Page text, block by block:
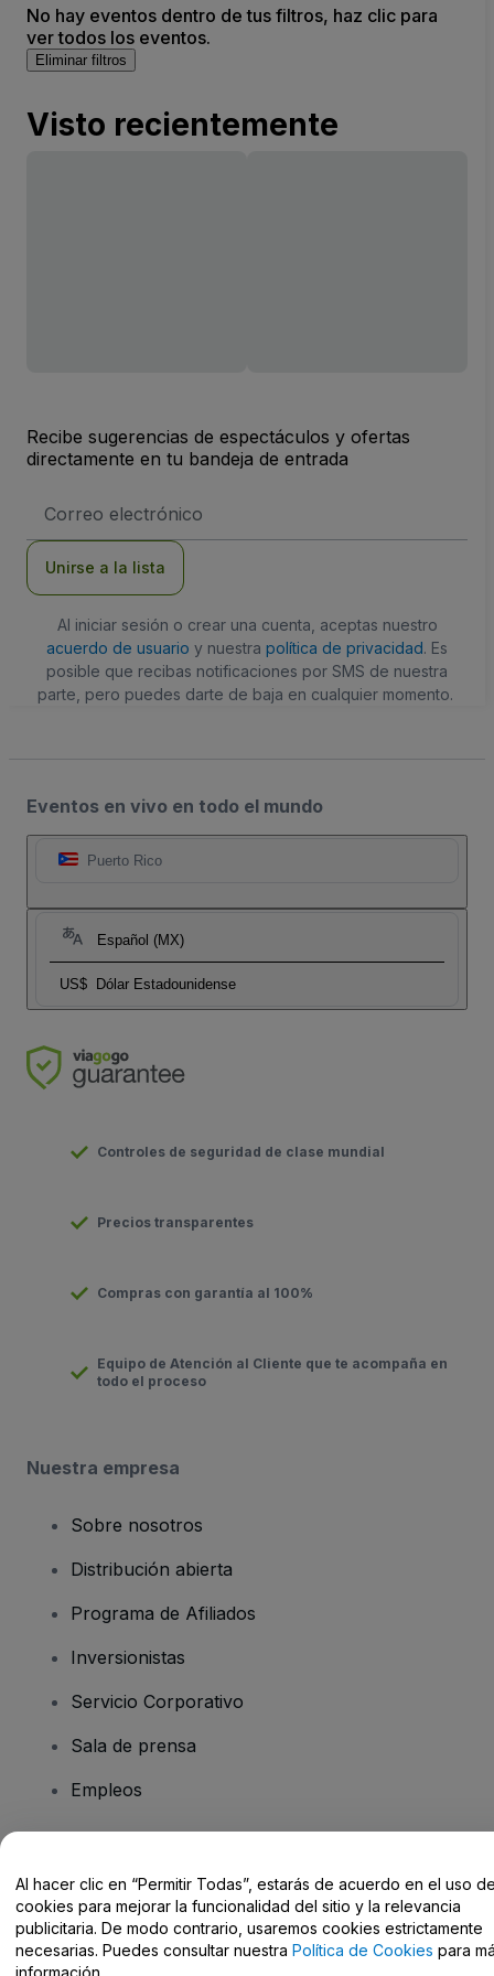
No hay eventos dentro de tus filtros, haz clic para
ver todos los eventos.
Eliminar filtros
Visto recientemente
Recibe sugerencias de espectáculos y ofertas
directamente en tu bandeja de entrada
de
Unirse a la lista
Al iniciar sesión o crear una cuenta, aceptas nuestro
acuerdo de usuario y nuestra política de privacidad. Es
posible que recibas notificaciones por SMS de nuestra
parte, pero puedes darte de baja en cualquier momento.
Eventos en vivo en todo el mundo
Puerto Rico
Español (MX)
US$ Dólar Estadounidense
Controles de seguridad de clase mundial
Precios transparentes
Compras con garantía al 100%
Equipo de Atención al Cliente que te acompaña en
todo el proceso
Nuestra empresa
Sobre nosotros
Distribución abierta
Programa de Afiliados
Inversionistas
Servicio Corporativo
Sala de prensa
Empleos
Centro de Ayuda / Contacto
Al hacer clic en “Permitir Todas”, estarás de acuerdo en el uso
cookies para mejorar la funcionalidad del sitio y la relevancia
publicitaria. De modo contrario, usaremos cookies estrictamente
necesarias. Puedes consultar nuestra Política de Cookies para
información.